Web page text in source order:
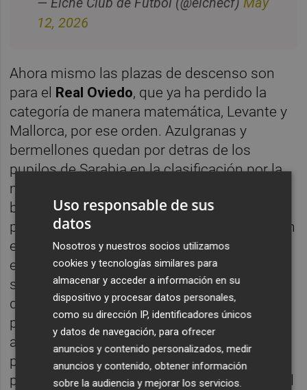
12, 2026
Ahora mismo las plazas de descenso son
para el Real Oviedo, que ya ha perdido la
categoría de manera matemática, Levante y
Mallorca, por ese orden. Azulgranas y
bermellones quedan por detras de los
pupilos de Sarabia en la clasificación por la
mencionada diferencia general de goles, si
bien es cierto que los primeros tienen
perdido el coeficiente particular de goles con
el Elche y los segundos se lo tienen ganado;
el criterio del coeficiente particular es el que
se aplicaría prioritariamente a la finalización
de la jornada 38 para resolver empates a
puntos entre dos equipos, pero si el empate
a puntos es entre tres o más conjuntos el
primer criterio de desempate es el de los
puntos cosechados en duelos directos: en el
Uso responsable de sus
datos
Nosotros y nuestros socios utilizamos
cookies y tecnologías similares para
almacenar y acceder a información en su
dispositivo y procesar datos personales,
como su dirección IP, identificadores únicos
y datos de navegación, para ofrecer
anuncios y contenido personalizados, medir
anuncios y contenido, obtener información
sobre la audiencia y mejorar los servicios.